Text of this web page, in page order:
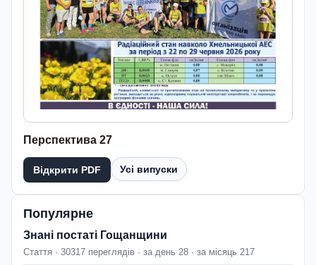
Перспектива 27
Відкрити PDF Усі випуски
Популярне
Знані постаті Гощанщини
Стаття · 30317 переглядів · за день 28 · за місяць 217